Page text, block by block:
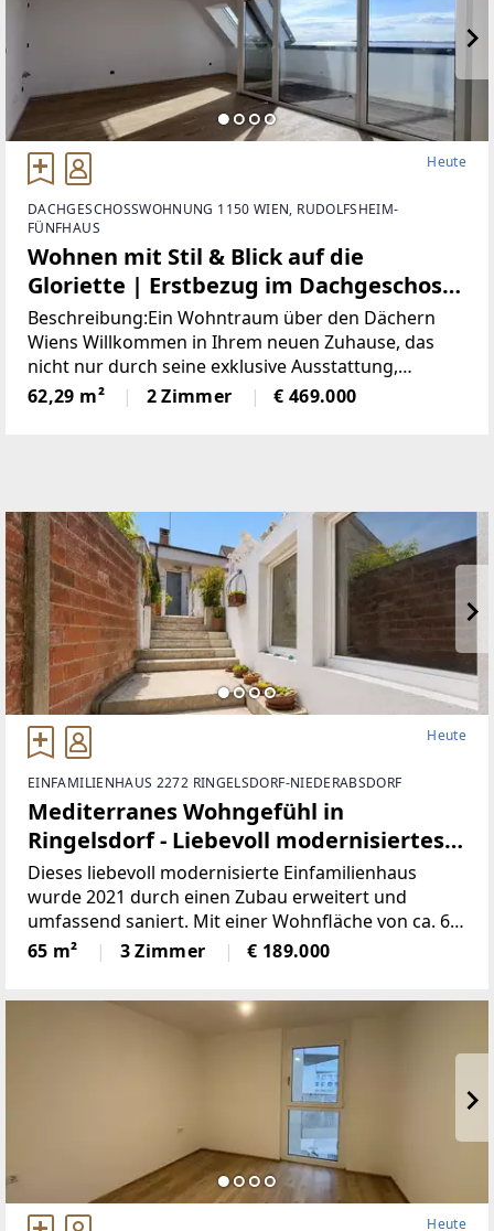
Heute
DACHGESCHOSSWOHNUNG 1150 WIEN, RUDOLFSHEIM-
FÜNFHAUS
Wohnen mit Stil & Blick auf die
Gloriette | Erstbezug im Dachgeschoss
und Terrasse | klimatisiert
Beschreibung:Ein Wohntraum über den Dächern
Wiens Willkommen in Ihrem neuen Zuhause, das
nicht nur durch seine exklusive Ausstattung,
sondern vor allem durch seinen atemberaubenden
Weitblick besticht. Diese einzigartige
62,29 m² 2 Zimmer € 469.000
Heute
EINFAMILIENHAUS 2272 RINGELSDORF-NIEDERABSDORF
Mediterranes Wohngefühl in
Ringelsdorf - Liebevoll modernisiertes
Einfamilienhaus mit Zubau
Dieses liebevoll modernisierte Einfamilienhaus
wurde 2021 durch einen Zubau erweitert und
umfassend saniert. Mit einer Wohnfläche von ca. 65
m² bietet es ein durchdachtes Wohnkonzept für
Paare, Singles oder kleine Familien.Das Herzstück
65 m² 3 Zimmer € 189.000
Heute